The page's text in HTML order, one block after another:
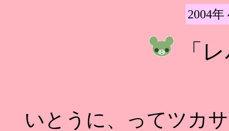
2004年
「
いとうに、ってツカ